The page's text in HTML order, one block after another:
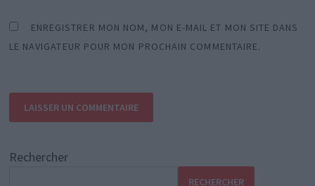
ENREGISTRER MON NOM, MON E-MAIL ET MON SITE DANS
LE NAVIGATEUR POUR MON PROCHAIN COMMENTAIRE.
Rechercher
RECHERCHER